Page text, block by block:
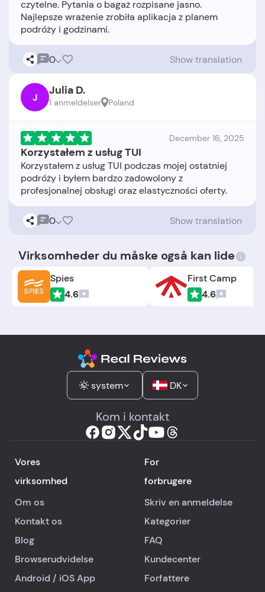
czytelne. Pytania o bagaż rozpisane jasno.
Najlepsze wrażenie zrobiła aplikacja z planem
0 Show translation
J Julia D.
1 anmeldelser Poland
December 16, 2025
Korzystałem z usług TUI
Korzystałem z usług TUI podczas mojej ostatniej
podróży i byłem bardzo zadowolony z
0 Show translation
Virksomheder du måske også kan lide
Spies
4.6
First Camp
4.6
system DK
Kom i kontakt
Vores
virksomhed
Om os
Kontakt os
Blog
Browserudvidelse
Android / iOSApp
For
forbrugere
Skriv en anmeldelse
Kategorier
FAQ
Kundecenter
Forfattere